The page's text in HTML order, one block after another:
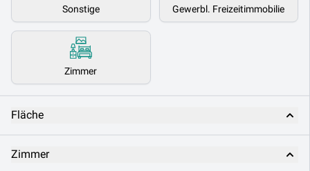
Sonstige Gewerbl. Freizeitimmobilie
Zimmer
Fläche
Zimmer